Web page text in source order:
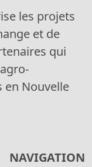
les projets
et de
qui
en Nouvelle
NAVIGATION